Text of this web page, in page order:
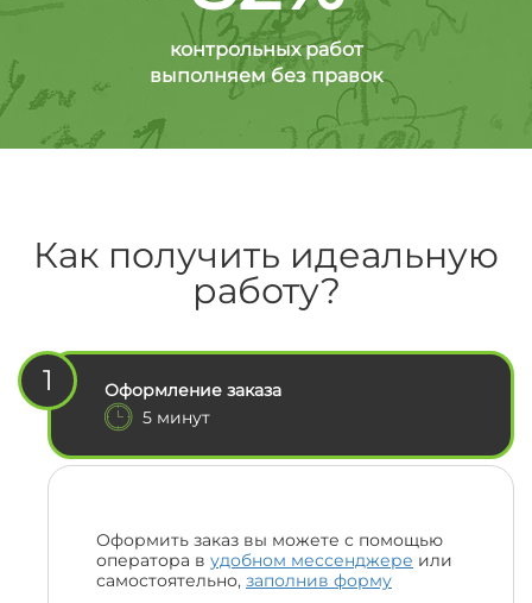
контрольных работ
выполняем без правок
Как получить идеальную
работу?
1
Оформление заказа
5 минут
Оформить заказ вы можете с помощью
оператора в удобном мессенджере или
самостоятельно, заполнив форму